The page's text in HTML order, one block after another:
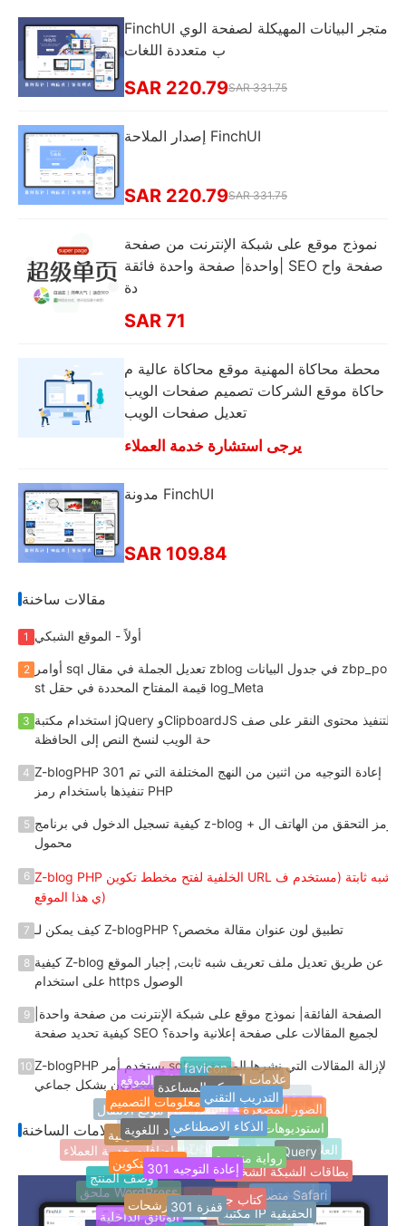
FinchUI متجر البيانات المهيكلة لصفحة الوي
ب متعددة اللغات
SAR 220.79SAR 331.75
إصدار الملاحة FinchUI
SAR 220.79SAR 331.75
نموذج موقع على شبكة الإنترنت من صفحة
واحدة| صفحة واحدة فائقة| SEO صفحة واح
دة
SAR 71
محطة محاكاة المهنية موقع محاكاة عالية م
حاكاة موقع الشركات تصميم صفحات الويب
تعديل صفحات الويب
يرجى استشارة خدمة العملاء
مدونة FinchUI
SAR 109.84
مقالات ساخنة
1 أولاً - الموقع الشبكي
2
أوامر sql تعديل الجملة في مقال zblog في جدول البيانات zbp_po
st قيمة المفتاح المحددة في حقل log_Meta
3 استخدام مكتبة jQuery وClipboardJS لتنفيذ محتوى النقر على صف
حة الويب لنسخ النص إلى الحافظة
4 Z-blogPHP 301 إعادة التوجيه من اثنين من النهج المختلفة التي تم
تنفيذها باستخدام رمز PHP
5 كيفية تسجيل الدخول في برنامج z-blog + رمز التحقق من الهاتف ال
محمول
6 Z-blog PHP الخلفية لفتح مخطط تكوين URL شبه ثابتة (مستخدم ف
ي هذا الموقع)
7 كيف يمكن لـ Z-blogPHP تطبيق لون عنوان مقالة مخصص؟
8 كيفية Z-blog عن طريق تعديل ملف تعريف شبه ثابت, إجبار الموقع
على استخدام https الوصول
9
الصفحة الفائقة| نموذج موقع على شبكة الإنترنت من صفحة واحدة|
كيفية تحديد صفحة SEO لجميع المقالات على صفحة إعلانية واحدة؟
10 Z-blogPHP يستخدم أمر sql لإزالة المقالات التي نشرها المستخدمو
ن المحددون بشكل جماعي
العلامات الساخنة
Z-blogPHP
FinchUI
التنقل في الموقع
صفحة واحدة على شبكة الإنترنت
إضافة Z-Blog
الحسابات العامة
خدمات التنمية
الخدمات المخصصة
الاستجابة
التكيف
Jquery
موقع المدونةأحدث العلامات
العلامات الساخنة
العلامات العشوائية
أرشيف الوسم ملحق WordPress
إضافات خدمة العملاء
موقع الانتقال
معلومات الموقع
favicon
علامات الموقع
الصور المصغرة
jQuery
متصفح Safari
الوثائق الداخلية
وصف المنتج
أكاديمية
معلومات التصميم
مركز المساعدة
التدريب التقني
استوديوهات الشبكة
بطاقات الشبكة الشخصية
مكتبة IP الحقيقية
مرشحات
شبكة التكوين
شبكة المواد اللغوية
الذكاء الاصطناعي
رواية منفردة
كتاب جيد301 قفزة
301 إعادة التوجيه